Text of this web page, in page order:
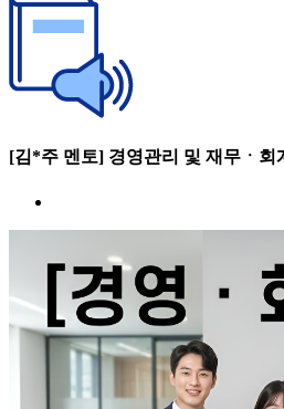
[김*주 멘토] 경영관리 및 재무ㆍ회